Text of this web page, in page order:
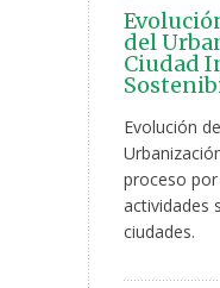
del
Ciudad
Evolución
proceso
actividades
ciudades.